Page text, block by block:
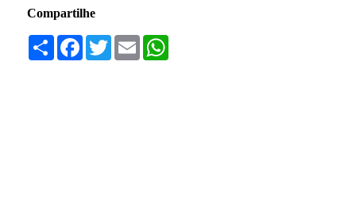
Compartilhe
Compartilhar
Facebook
TwitterEmail